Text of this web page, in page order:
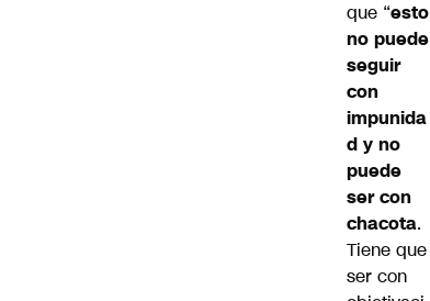
que “esto
no puede
seguir
con
impunida
d y no
puede
ser con
chacota.
Tiene que
ser con